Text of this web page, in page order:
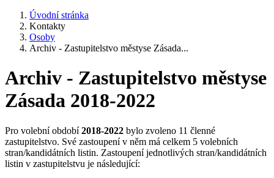
Úvodní stránka
Kontakty
Osoby
Archiv - Zastupitelstvo městyse Zásada...
Archiv - Zastupitelstvo městyse
Zásada 2018-2022
Pro volební období2018-2022 bylo zvoleno 11 členné
zastupitelstvo. Své zastoupení v něm má celkem 5 volebních
stran/kandidátních listin. Zastoupení jednotlivých stran/kandidátních
listin v zastupitelstvu je následující: